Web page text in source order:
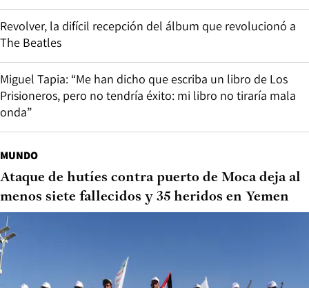
Revolver, la difícil recepción del álbum que revolucionó a
The Beatles
Miguel Tapia: “Me han dicho que escriba un libro de Los
Prisioneros, pero no tendría éxito: mi libro no tiraría mala
onda”
MUNDO
Ataque de hutíes contra puerto de Moca deja al
menos siete fallecidos y 35 heridos en Yemen